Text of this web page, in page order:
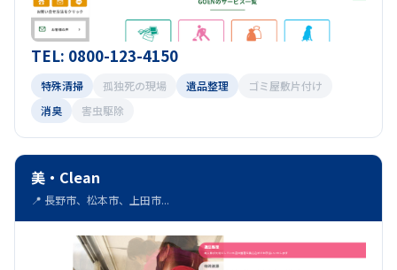
TEL: 0800-123-4150
特殊清掃 孤独死の現場 遺品整理
ゴミ屋敷片付け
消臭
害虫駆除
美・Clean
📍 長野市、松本市、上田市...